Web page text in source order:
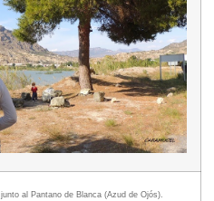
al Pantano de Blanca (Azud de Ojós).